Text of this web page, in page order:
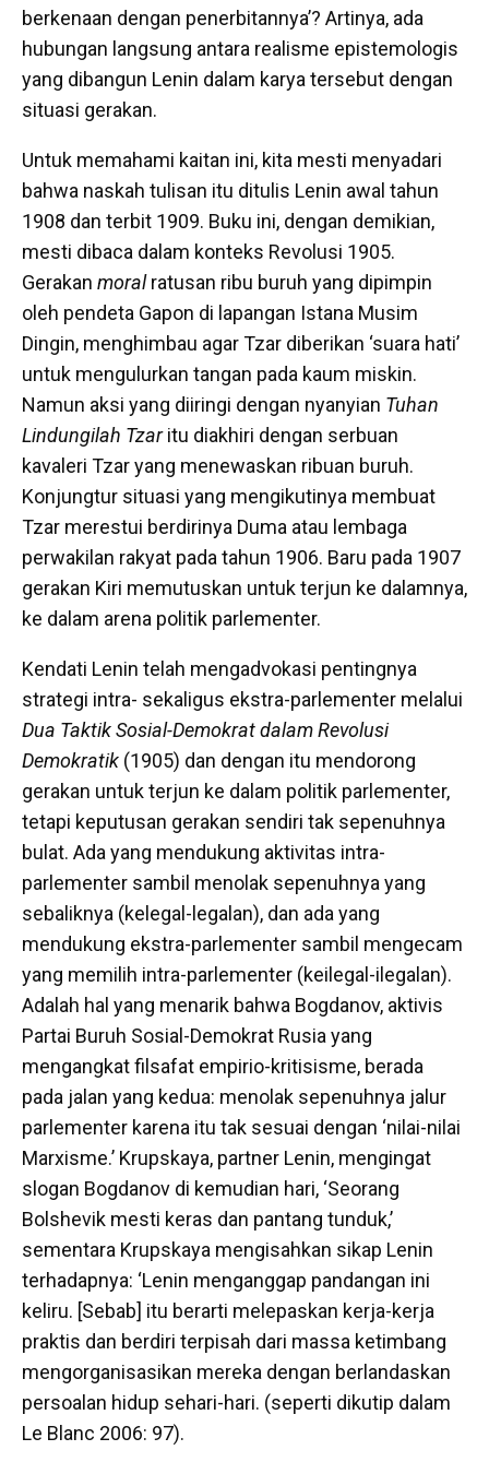
berkenaan dengan penerbitannya’? Artinya, ada
hubungan langsung antara realisme epistemologis
yang dibangun Lenin dalam karya tersebut dengan
situasi gerakan.
Untuk memahami kaitan ini, kita mesti menyadari
bahwa naskah tulisan itu ditulis Lenin awal tahun
1908 dan terbit 1909. Buku ini, dengan demikian,
mesti dibaca dalam konteks Revolusi 1905.
Gerakan moralratusan ribu buruh yang dipimpin
oleh pendeta Gapon di lapangan Istana Musim
Dingin, menghimbau agar Tzar diberikan ‘suara hati’
untuk mengulurkan tangan pada kaum miskin.
Namun aksi yang diiringi dengan nyanyian Tuhan
Lindungilah Tzaritu diakhiri dengan serbuan
kavaleri Tzar yang menewaskan ribuan buruh.
Konjungtur situasi yang mengikutinya membuat
Tzar merestui berdirinya Duma atau lembaga
perwakilan rakyat pada tahun 1906. Baru pada 1907
gerakan Kiri memutuskan untuk terjun ke dalamnya,
ke dalam arena politik parlementer.
Kendati Lenin telah mengadvokasi pentingnya
strategi intra- sekaligus ekstra-parlementer melalui
Dua Taktik Sosial-Demokrat dalam Revolusi
Demokratik (1905) dan dengan itu mendorong
gerakan untuk terjun ke dalam politik parlementer,
tetapi keputusan gerakan sendiri tak sepenuhnya
bulat. Ada yang mendukung aktivitas intra-
parlementer sambil menolak sepenuhnya yang
sebaliknya (kelegal-legalan), dan ada yang
mendukung ekstra-parlementer sambil mengecam
yang memilih intra-parlementer (keilegal-ilegalan).
Adalah hal yang menarik bahwa Bogdanov, aktivis
Partai Buruh Sosial-Demokrat Rusia yang
mengangkat filsafat empirio-kritisisme, berada
pada jalan yang kedua: menolak sepenuhnya jalur
parlementer karena itu tak sesuai dengan ‘nilai-nilai
Marxisme.’ Krupskaya, partner Lenin, mengingat
slogan Bogdanov di kemudian hari, ‘Seorang
Bolshevik mesti keras dan pantang tunduk,’
sementara Krupskaya mengisahkan sikap Lenin
terhadapnya: ‘Lenin menganggap pandangan ini
keliru. [Sebab] itu berarti melepaskan kerja-kerja
praktis dan berdiri terpisah dari massa ketimbang
mengorganisasikan mereka dengan berlandaskan
persoalan hidup sehari-hari. (seperti dikutip dalam
Le Blanc 2006: 97).